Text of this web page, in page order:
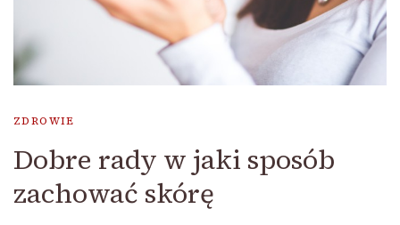
ZDROWIE
Dobre rady w jaki sposób
zachować skórę